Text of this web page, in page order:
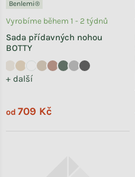
Benlemi®
Sada přídavných nohou
BOTTY
+ další
Vyrobíme během 1 - 2 týdnů
od 709 Kč